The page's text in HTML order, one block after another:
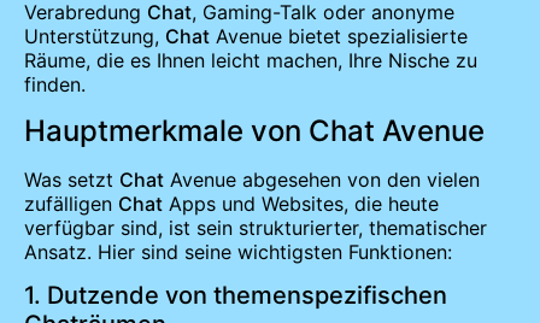
Verabredung Chat, Gaming-Talk oder anonyme
Unterstützung, Chat Avenue bietet spezialisierte
Räume, die es Ihnen leicht machen, Ihre Nische zu
finden.
Hauptmerkmale von Chat Avenue
Was setzt Chat Avenue abgesehen von den vielen
zufälligen Chat Apps und Websites, die heute
verfügbar sind, ist sein strukturierter, thematischer
Ansatz. Hier sind seine wichtigsten Funktionen:
1. Dutzende von themenspezifischen